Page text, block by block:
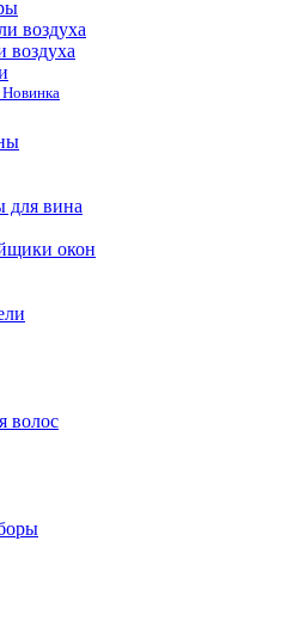
воздуха
воздуха
Новинка
для вина
окон
волос